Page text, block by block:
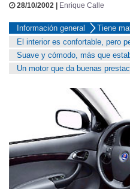
28/10/2002 | Enrique Calle
Información general
Tiene
El interior es confortable, pero
Suave y cómodo, más que
Un motor que da buenas